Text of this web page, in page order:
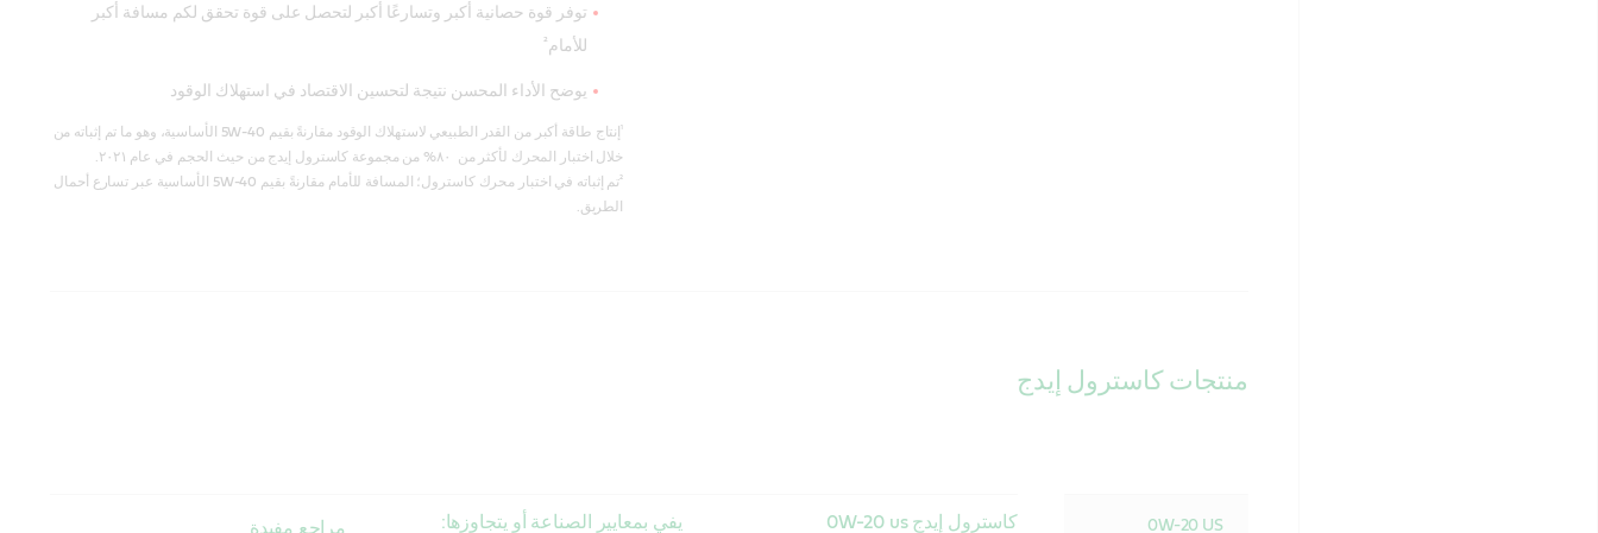
توفر قوة حصانية أكبر وتسارعًا أكبر لتحصل على قوة تحقق لكم مسافة أكبر
للأمام ²
يوضح الأداء المحسن نتيجة لتحسين الاقتصاد في استهلاك الوقود
¹
إنتاج طاقة أكبر من القدر الطبيعي لاستهلاك الوقود مقارنةً بقيم 5W-40 الأساسية، وهو ما تم إثباته من
خلال اختبار المحرك لأكثر من ٨٠% من مجموعة كاسترول إيدج من حيث الحجم في عام ٢٠٢١.
²
تم إثباته في اختبار محرك كاسترول؛ المسافة للأمام مقارنةً بقيم 5W-40 الأساسية عبر تسارع أحمال
الطريق.
منتجات كاسترول إيدج
0W-20 US كاسترول إيدج 0W-20 us يفي بمعايير الصناعة أو يتجاوزها: مراجع مفيدة